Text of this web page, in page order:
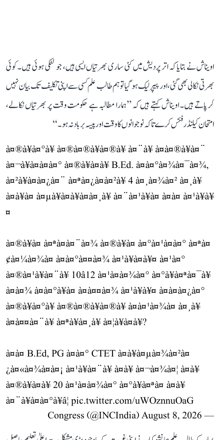
اویناش نے بتایا کہ اتر پردیش میں کئی ساری بھرتیاں ایسی ہیں، جو لٹکی ہوئی ہیں۔ کوئی
بھرتی نکالی بھی گئی، اور پیپر لیک ہو گیا تو ہم طالب علم کسی سے اپنی تکلیف تک بیان نہیں
کر پاتے ہیں۔ اویناش کہتے ہیں کہ ’’ہمارا مطالبہ ہے حکومت وقت پر بھرتیاں نکالے،
امتحان کیلنڈر فکس کرے تاکہ نوجوانوں کا وقت اور پیسہ برباد نہ ہو۔‘‘
à¤®à¥à¤°à¥ à¤®à¤®à¥à¤®à¥ à¤¨à¥ à¤à¤®à¥à¤¨
à¤¬à¥à¤à¤à¤° à¤®à¥à¤à¥ B.Ed. à¤à¤°à¤¾à¤¯à¤¾,
à¤²à¥à¤à¤¿à¤¨ à¤ªà¤¿à¤à¤²à¥ 4 à¤¸à¤¾à¤² à¤¸à¥
à¤à¥à¤ à¤µà¥à¤à¥à¤à¤¸à¥ à¤¨à¤¹à¥à¤ à¤à¤ à¤¹à¥à¥
¤
à¤®à¥à¤ à¤ªà¤à¤¨à¤¾ à¤®à¥à¤ à¤°à¤¹à¤à¤° à¤ªà¤
¢à¤¼à¤¾à¤ à¤à¤°à¤¤à¤¾ à¤¹à¥à¤à¥¤ à¤¹à¤°
à¤®à¤¹à¥à¤¨à¥ 10â12 à¤¹à¤à¤¾à¤° à¤°à¥à¤ªà¤¯à¥
à¤à¤¾ à¤à¤°à¥à¤ à¤à¤¤à¤¾ à¤¹à¥à¥¤ à¤à¤à¤¿à¤°
à¤®à¥à¤°à¥ à¤®à¤®à¥à¤®à¥ à¤à¤¹à¤¾à¤ à¤¸à¥
à¤à¤¤à¤¨à¥ à¤ªà¥à¤¸à¥ à¤¦à¥à¤à¥?
à¤à¤ B.Ed, PG à¤à¤° CTET à¤à¥à¤µà¤¾à¤²à¤
¿à¤«à¤¾à¤à¤¡ à¤¹à¥à¤¨à¥ à¤à¥ à¤¬à¤¾à¤¦ à¤­à¥
à¤®à¥à¤à¥ 20 à¤¹à¤à¤¾à¤° à¤°à¥à¤ªà¤ à¤à¥
à¤¨à¥à¤à¤°à¥â¦ pic.twitter.com/uWOznnuOaG
— Congress (@INCIndia)
August 8, 2026